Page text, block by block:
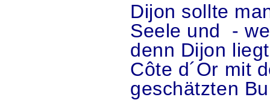
Dijon sollte
Seele und -
denn Dijon
Côte d´Or mit
geschätzten